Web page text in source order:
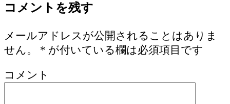
コメントを残す
メールアドレスが公開されることはありま
せん。
* が付いている欄は必須項目です
コメント